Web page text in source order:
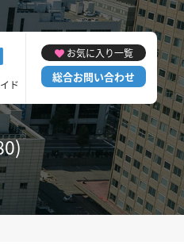
ド
お気に入り一覧
総合お問い合わせ